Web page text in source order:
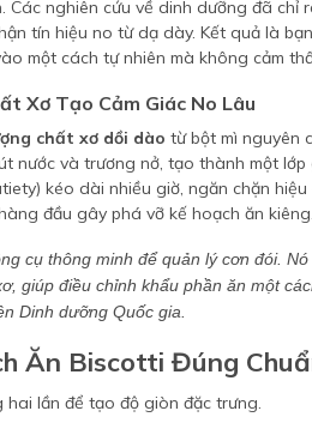
Các nghiên cứu về dinh dưỡng đã chỉ
tín hiệu no từ dạ dày. Kết quả là
một cách tự nhiên mà không cảm
Xơ Tạo Cảm Giác No Lâu
chất xơ dồi dào từ bột mì nguyên
nước và trương nở, tạo thành một
kéo dài nhiều giờ, ngăn chặn
đầu gây phá vỡ kế hoạch ăn kiêng.
cụ thông minh để quản lý cơn đói.
giúp điều chỉnh khẩu phần ăn một
Dinh dưỡng Quốc gia.
Ăn Biscotti Đúng